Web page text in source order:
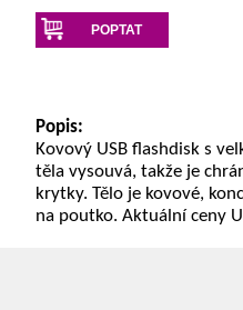
POPTAT
Popis:
Kovový USB flashdisk s
těla vysouvá, takže je
krytky. Tělo je kovové,
na poutko. Aktuální ceny